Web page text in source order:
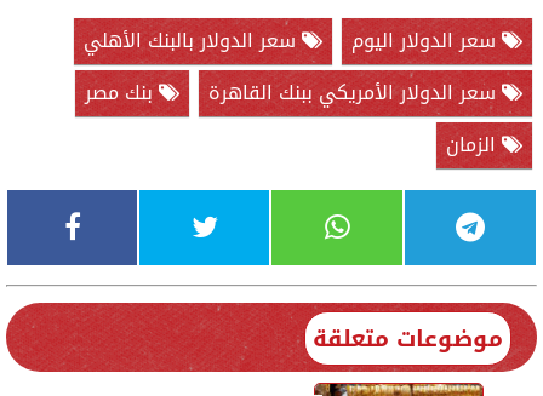
سعر الدولار اليوم
سعر الدولار بالبنك الأهلي
سعر الدولار الأمريكي ببنك القاهرة
بنك مصر
الزمان
موضوعات متعلقة